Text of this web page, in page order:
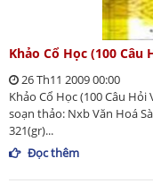
Khảo Cổ Học (100 Câu
26 Th11 2009 00:00
Khảo Cổ Học (100 Câu Hỏi
soạn thảo: Nxb Văn Hoá
321(gr)...
Đọc thêm